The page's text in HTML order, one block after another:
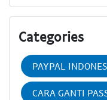
Categories
PAYPAL
CARA GANTI